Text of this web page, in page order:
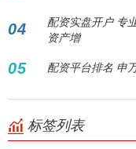
04
配资实盘开户 专
资产增
05 配资平台排名 申
标签列表